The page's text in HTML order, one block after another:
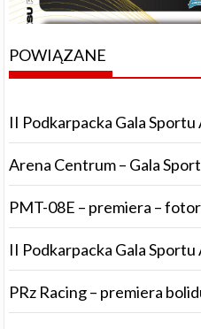
POWIĄZANE
II Podkarpacka Gala
Arena Centrum – Gala
PMT-08E – premiera –
II Podkarpacka Gala
PRz Racing – premiera